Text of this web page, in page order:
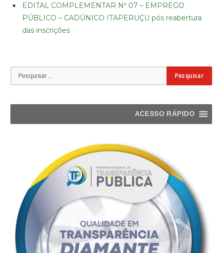
EDITAL COMPLEMENTAR Nº 07 – EMPREGO
PÚBLICO – CADÚNICO ITAPERUÇU pós reabertura
das inscrições
ACESSO RÁPIDO